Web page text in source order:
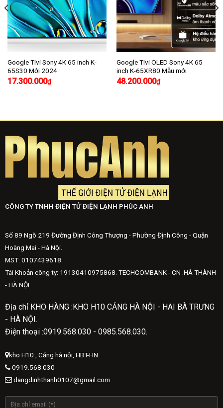
Google Tivi Sony 4K 65 inch K-
65S30 Mới 2024
17.300.000₫
Google Tivi OLED Sony 4K 65
inch K-65XR80 Mẫu mới
48.200.000₫
CÔNG TY TNHH ĐIỆN TỬ ĐIỆN LẠNH PHÚC ANH
Số 89 Ngõ 219 Đường Định Công Thượng - Phường Định Công - Quận
Hoàng Mai - Hà Nội.
MST: 0107439618.
Tài Khoản công ty: 19130410975868. TECHCOMBANK - CN .HÀ THÀNH
- HÀ NỘI.
Địa chỉ KHO HÀNG :KHO H10 CẢNG HÀ NỘI - HAI BÀ TRƯNG
- HÀ NỘI.
Điện thoại :0919.568.030 - 0985.568.030.
kho H10 , Cảng hà nội, HBT-HN.
0919.568.030
dangdinhthanh0107@gmail.com